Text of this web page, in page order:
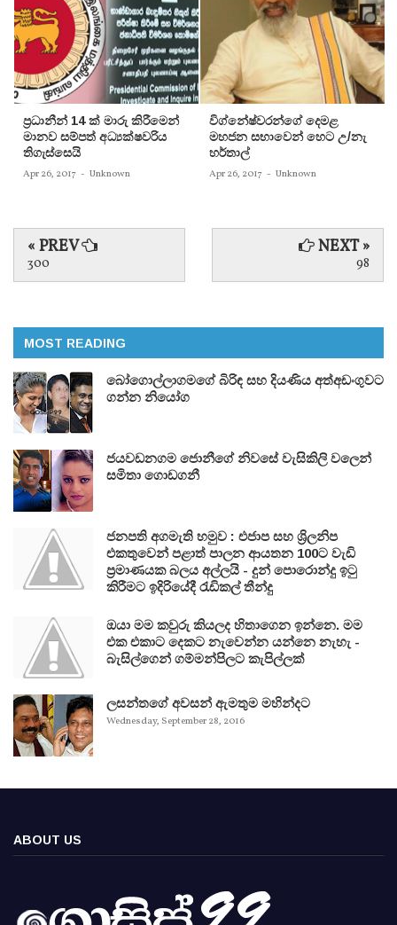
ප‍්‍රධානීන් 14 ක් මාරු කිරීමෙන්
මානව සම්පත් අධ්‍යක්ෂවරිය
තිගැස්සෙයි
Apr 26, 2017 - Unknown
විග්නේෂ්වරන්ගේ දෙමළ
මහජන සභාවෙන් හෙට උ/නැ
හර්තාල්
Apr 26, 2017 - Unknown
« PREV
300
NEXT »
98
MOST READING
බෝගොල්ලාගමගේ බිරිඳ සහ දියණිය අත්අඩංගුවට
ගන්න නියෝග
ජයවඩනගම ජොනීගේ නිවසේ වැසිකිලි වලෙන්
සමිතා ගොඩගනී
ජනපති අගමැති හමුව : එජාප සහ ශ්‍රිලනිප
එකතුවෙන් පළාත් පාලන ආයතන 100ට වැඩි
ප්‍රමාණයක බලය අල්ලයි - දුන් පොරොන්දු ඉටු
කිරීමට ඉදිරියේදී රැඩිකල් තීන්දු
ඔයා මම කවුරු කියලද හිතාගෙන ඉන්නෙ. මම
එක එකාට දෙකට නැවෙන්න යන්නෙ නැහැ -
බැසිල්ගෙන් ගම්මන්පිලට කැපිල්ලක්
ලසන්තගේ අවසන් ඇමතුම මහින්දට
Wednesday, September 28, 2016
ABOUT US